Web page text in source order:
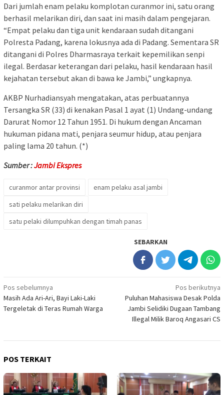
Dari jumlah enam pelaku komplotan curanmor ini, satu orang
berhasil melarikan diri, dan saat ini masih dalam pengejaran.
“Empat pelaku dan tiga unit kendaraan sudah ditangani
Polresta Padang, karena lokusnya ada di Padang. Sementara SR
ditangani di Polres Dharmasraya terkait kepemilikan senpi
ilegal. Berdasar keterangan dari pelaku, hasil kendaraan hasil
kejahatan tersebut akan di bawa ke Jambi,” ungkapnya.
AKBP Nurhadiansyah mengatakan, atas perbuatannya
Tersangka SR (33) di kenakan Pasal 1 ayat (1) Undang-undang
Darurat Nomor 12 Tahun 1951. Di hukum dengan Ancaman
hukuman pidana mati, penjara seumur hidup, atau penjara
paling lama 20 tahun. (*)
Sumber :Jambi Ekspres
curanmor antar provinsi
enam pelaku asal jambi
sati pelaku melarikan diri
satu pelaki dilumpuhkan dengan timah panas
SEBARKAN
Navigasi
pos
Pos sebelumnya
Masih Ada Ari-Ari, Bayi Laki-Laki
Tergeletak di Teras Rumah Warga
Pos berikutnya
Puluhan Mahasiswa Desak Polda
Jambi Selidiki Dugaan Tambang
Illegal Milik Baroq Angasari CS
POS TERKAIT